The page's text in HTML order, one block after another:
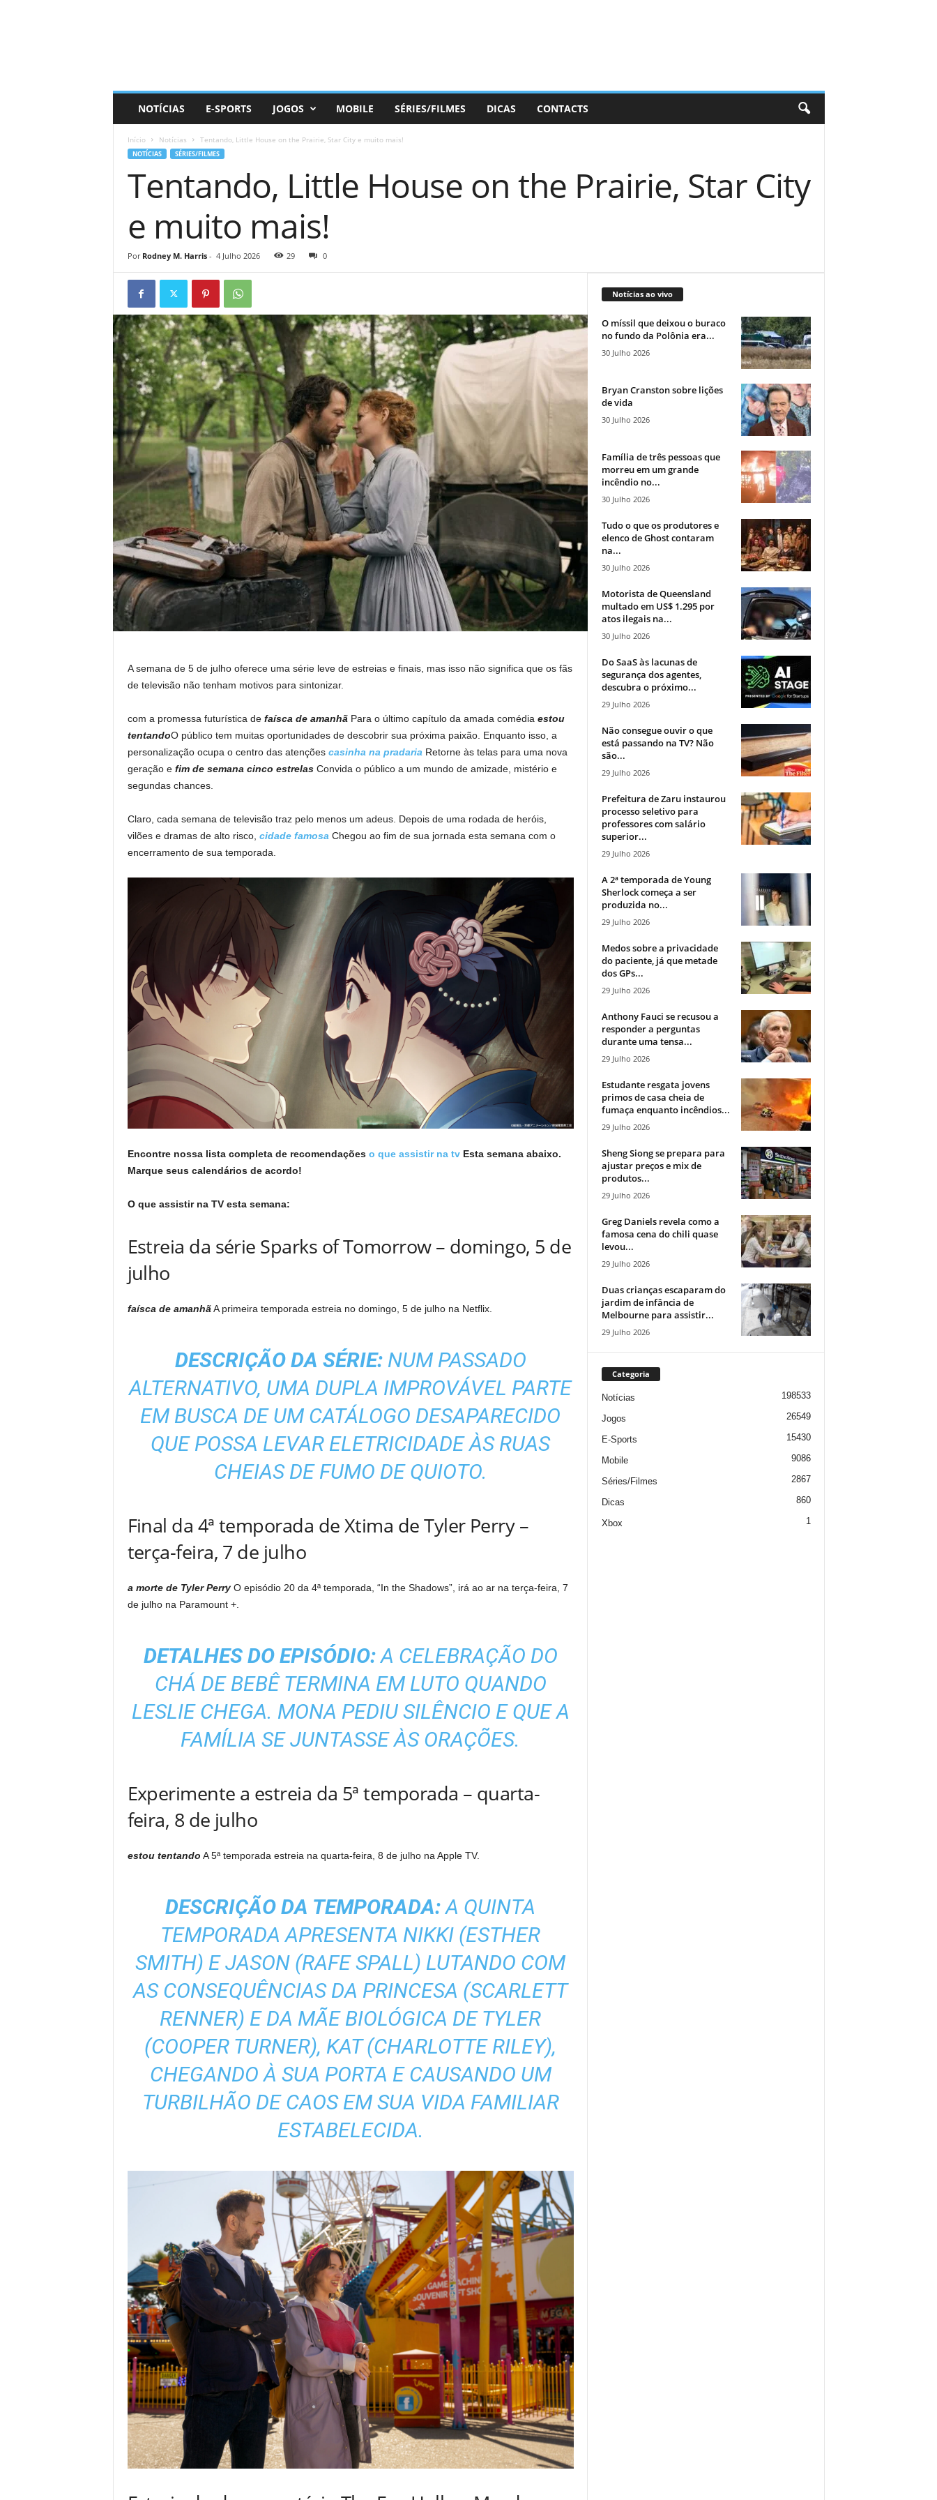
NOTÍCIAS E-SPORTS JOGOS MOBILE SÉRIES/FILMES DICAS CONTACTS
Início Notícias Tentando, Little House on the Prairie, Star City e muito mais!
NOTÍCIAS SÉRIES/FILMES
Tentando, Little House on the Prairie, Star City
e muito mais!
Por Rodney M. Harris- 4 Julho 2026 29 0
A semana de 5 de julho oferece uma série leve de estreias e finais, mas isso não significa que os fãs
de televisão não tenham motivos para sintonizar.
com a promessa futurística de faísca de amanhãPara o último capítulo da amada comédia estou
tentandoO público tem muitas oportunidades de descobrir sua próxima paixão. Enquanto isso, a
personalização ocupa o centro das atenções casinha na pradaria Retorne às telas para uma nova
geração e fim de semana cinco estrelasConvida o público a um mundo de amizade, mistério e
segundas chances.
Claro, cada semana de televisão traz pelo menos um adeus. Depois de uma rodada de heróis,
vilões e dramas de alto risco, cidade famosa Chegou ao fim de sua jornada esta semana com o
encerramento de sua temporada.
Encontre nossa lista completa de recomendações o que assistir na tvEsta semana abaixo.
Marque seus calendários de acordo!
O que assistir na TV esta semana:
Estreia da série Sparks of Tomorrow – domingo, 5 de
julho
faísca de amanhãA primeira temporada estreia no domingo, 5 de julho na Netflix.
DESCRIÇÃO DA SÉRIE: NUM PASSADO
ALTERNATIVO, UMA DUPLA IMPROVÁVEL PARTE
EM BUSCA DE UM CATÁLOGO DESAPARECIDO
QUE POSSA LEVAR ELETRICIDADE ÀS RUAS
CHEIAS DE FUMO DE QUIOTO.
Final da 4ª temporada de Xtima de Tyler Perry –
terça-feira, 7 de julho
a morte de Tyler PerryO episódio 20 da 4ª temporada, “In the Shadows”, irá ao ar na terça-feira, 7
de julho na Paramount +.
DETALHES DO EPISÓDIO:A CELEBRAÇÃO DO
CHÁ DE BEBÊ TERMINA EM LUTO QUANDO
LESLIE CHEGA. MONA PEDIU SILÊNCIO E QUE A
FAMÍLIA SE JUNTASSE ÀS ORAÇÕES.
Experimente a estreia da 5ª temporada – quarta-
feira, 8 de julho
estou tentando A 5ª temporada estreia na quarta-feira, 8 de julho na Apple TV.
DESCRIÇÃO DA TEMPORADA:A QUINTA
TEMPORADA APRESENTA NIKKI (ESTHER
SMITH) E JASON (RAFE SPALL) LUTANDO COM
AS CONSEQUÊNCIAS DA PRINCESA (SCARLETT
RENNER) E DA MÃE BIOLÓGICA DE TYLER
(COOPER TURNER), KAT (CHARLOTTE RILEY),
CHEGANDO À SUA PORTA E CAUSANDO UM
TURBILHÃO DE CAOS EM SUA VIDA FAMILIAR
ESTABELECIDA.
Notícias ao vivo
O míssil que deixou o buraco
no fundo da Polônia era...
30 Julho 2026
Bryan Cranston sobre lições
de vida
30 Julho 2026
Família de três pessoas que
morreu em um grande
incêndio no...
30 Julho 2026
Tudo o que os produtores e
elenco de Ghost contaram
na...
30 Julho 2026
Motorista de Queensland
multado em US$ 1.295 por
atos ilegais na...
30 Julho 2026
Do SaaS às lacunas de
segurança dos agentes,
descubra o próximo...
29 Julho 2026
Não consegue ouvir o que
está passando na TV? Não
são...
29 Julho 2026
Prefeitura de Zaru instaurou
processo seletivo para
professores com salário
superior...
29 Julho 2026
A 2ª temporada de Young
Sherlock começa a ser
produzida no...
29 Julho 2026
Medos sobre a privacidade
do paciente, já que metade
dos GPs...
29 Julho 2026
Anthony Fauci se recusou a
responder a perguntas
durante uma tensa...
29 Julho 2026
Estudante resgata jovens
primos de casa cheia de
fumaça enquanto incêndios...
29 Julho 2026
Sheng Siong se prepara para
ajustar preços e mix de
produtos...
29 Julho 2026
Greg Daniels revela como a
famosa cena do chili quase
levou...
29 Julho 2026
Duas crianças escaparam do
jardim de infância de
Melbourne para assistir...
29 Julho 2026
Categoria
Notícias 198533
Jogos 26549
E-Sports 15430
Mobile 9086
Séries/Filmes 2867
Dicas 860
Xbox 1